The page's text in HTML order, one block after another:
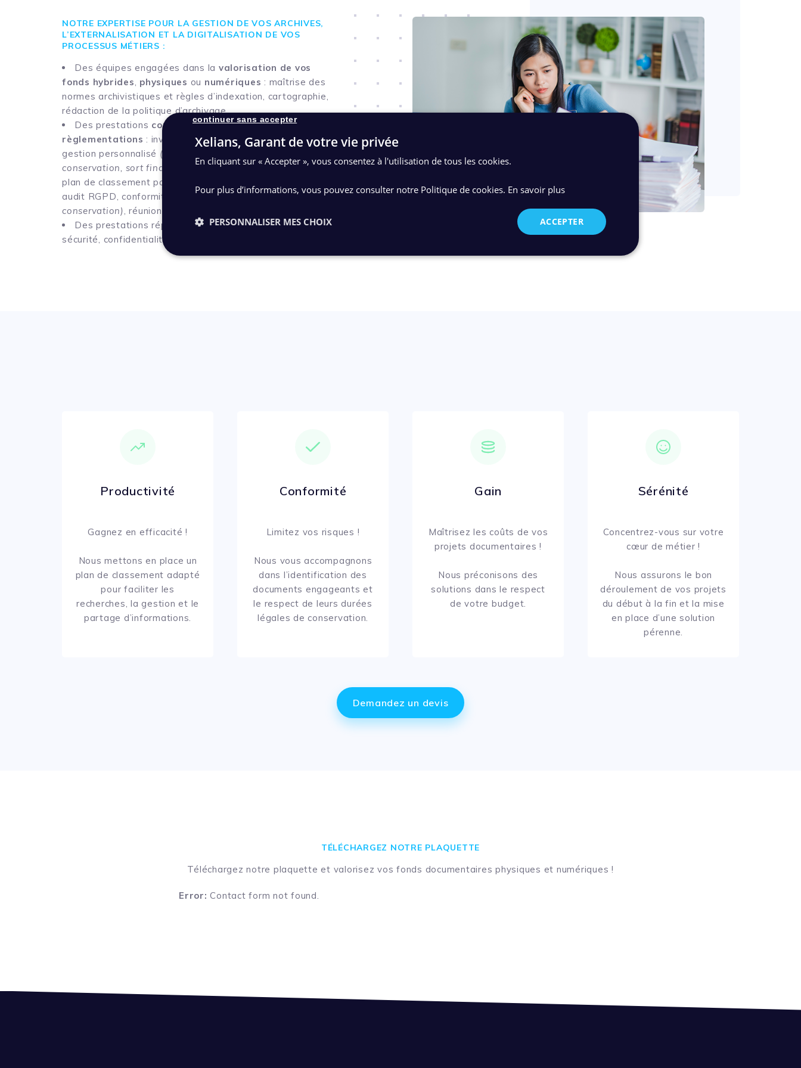
NOTRE EXPERTISE POUR LA GESTION DE VOS ARCHIVES,
L’EXTERNALISATION ET LA DIGITALISATION DE VOS
PROCESSUS MÉTIERS :
Des équipes engagées dans la valorisation de vos
fonds hybrides, physiques ou numériques : maîtrise des
normes archivistiques et règles d’indexation, cartographie,
rédaction de la politique d’archivage,…
Des prestations conformes aux nouvelles normes et
règlementations : inventaire des archives, tableau de
gestion personnalisé (classement par typologie, durée de
conservation, sort final, support physique ou numérique),
plan de classement par service et par type de documents,
audit RGPD, conformité RGPD(principe de limitation de
conservation), réunions de cadrage,…
Des prestations répondant à vosexigences métier:
sécurité, confidentialité, engagements RSE, etc.
Productivité
Gagnez en efficacité !
Nous mettons en place un
plan de classement adapté
pour faciliter les
recherches, la gestion et le
partage d’informations.
Conformité
Limitez vos risques !
Nous vous accompagnons
dans l’identification des
documents engageants et
le respect de leurs durées
légales de conservation.
Gain
Maîtrisez les coûts de vos
projets documentaires !
Nous préconisons des
solutions dans le respect
de votre budget.
Sérénité
Concentrez-vous sur votre
cœur de métier !
Nous assurons le bon
déroulement de vos projets
du début à la fin et la mise
en place d’une solution
pérenne.
Demandez un devis
TÉLÉCHARGEZ NOTRE PLAQUETTE
Téléchargez notre plaquette et valorisez vos fonds documentaires physiques et numériques !
Error: Contact form not found.
Xelians, Garant de votre vie privée
En cliquant sur « Accepter », vous consentez à l'utilisation de tous les cookies.
Pour plus d’informations, vous pouvez consulter notre Politique de cookies. En savoir plus
ACCEPTER
continuer sans accepter
PERSONNALISER MES CHOIX